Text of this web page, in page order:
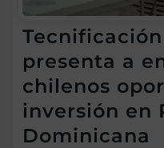
presenta a
chilenos
inversión en
Dominicana